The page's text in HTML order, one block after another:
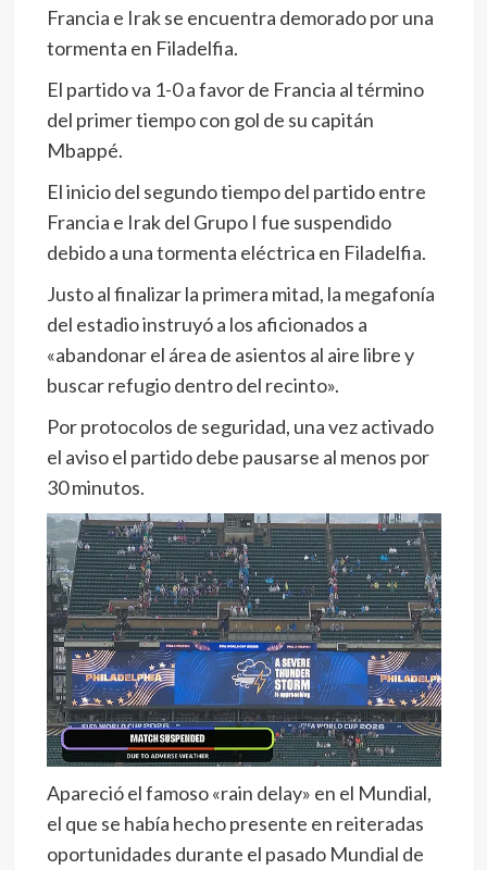
Francia e Irak se encuentra demorado por una
tormenta en Filadelfia.
El partido va 1-0 a favor de Francia al término
del primer tiempo con gol de su capitán
Mbappé.
El inicio del segundo tiempo del partido entre
Francia e Irak del Grupo I fue suspendido
debido a una tormenta eléctrica en Filadelfia.
Justo al finalizar la primera mitad, la megafonía
del estadio instruyó a los aficionados a
«abandonar el área de asientos al aire libre y
buscar refugio dentro del recinto».
Por protocolos de seguridad, una vez activado
el aviso el partido debe pausarse al menos por
30 minutos.
Apareció el famoso «rain delay» en el Mundial,
el que se había hecho presente en reiteradas
oportunidades durante el pasado Mundial de